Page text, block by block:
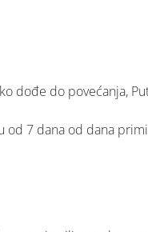
dođe do povećanja,
od 7 dana od dana